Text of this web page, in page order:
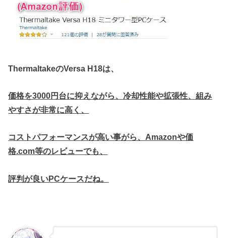
ThermaltakeのVersa H18は、
価格を3000円台に抑えながら、冷却性能や拡張性、組み
やすさが非常に高く、
コストパフォーマンスが高い事がら、Amazonや価
格.com等のレビューでも、
評判が良いPCケースだね。